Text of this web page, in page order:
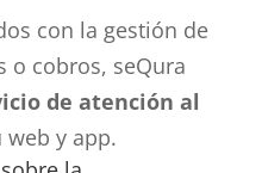
con la gestión de
o cobros, seQura
de atención al
web y app.